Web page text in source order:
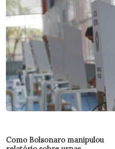
Como Bolsonaro manipulou